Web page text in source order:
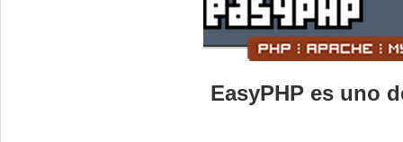
EasyPHP es uno